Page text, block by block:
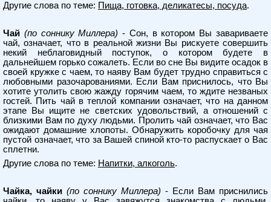
Другие слова по теме: Пища, готовка, деликатесы, посуда.
Чай (по соннику Миллера) - Сон, в котором Вы завариваете
чай, означает, что в реальной жизни Вы рискуете совершить
некий неблаговидный поступок, о котором будете в
дальнейшем горько сожалеть. Если во сне Вы видите осадок в
своей кружке с чаем, то наяву Вам будет трудно справиться с
любовными разочарованиями. Если Вам приснилось, что Вы
хотите утолить свою жажду горячим чаем, то ждите незваных
гостей. Пить чай в теплой компании означает, что на данном
этапе Вы ищите не светских удовольствий, а отношений с
близкими Вам по духу людьми. Пролить чай означает, что Вас
ожидают домашние хлопоты. Обнаружить коробочку для чая
пустой означает, что за Вашей спиной кто-то распускает о Вас
сплетни.
Другие слова по теме: Напитки, алкоголь.
Чайка, чайки (по соннику Миллера) - Если Вам приснились